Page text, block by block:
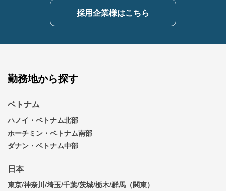
採用企業様はこちら
勤務地から探す
ベトナム
ハノイ・ベトナム北部
ホーチミン・ベトナム南部
ダナン・ベトナム中部
日本
東京/神奈川/埼玉/千葉/茨城/栃木/群馬（関東）